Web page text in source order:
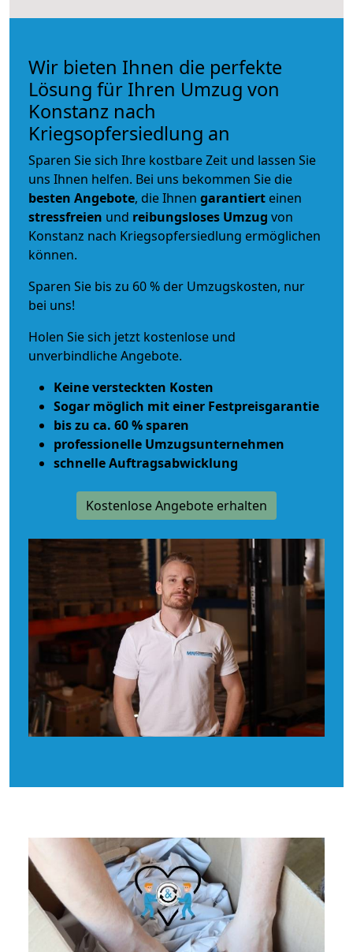
Wir bieten Ihnen die perfekte
Lösung für Ihren Umzug von
Konstanz nach
Kriegsopfersiedlung an
Sparen Sie sich Ihre kostbare Zeit und lassen Sie
uns Ihnen helfen. Bei uns bekommen Sie die
besten Angebote, die Ihnen garantiert einen
stressfreien und reibungsloses Umzug von
Konstanz nach Kriegsopfersiedlung ermöglichen
können.
Sparen Sie bis zu 60 % der Umzugskosten, nur
bei uns!
Holen Sie sich jetzt kostenlose und
unverbindliche Angebote.
Keine versteckten Kosten
Sogar möglich mit einer Festpreisgarantie
bis zu ca. 60 % sparen
professionelle Umzugsunternehmen
schnelle Auftragsabwicklung
Kostenlose Angebote erhalten